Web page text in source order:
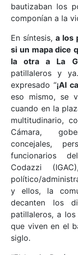
bautizaban los
componían a la
En síntesis, a los
si un mapa dice
la otra a La
patillaleros y
expresado “¡Al
eso mismo, se
cuando en la
multitudinario,
Cámara,
concejales,
funcionarios
Codazzi
político/
y ellos, la
decanten los
patillaleros, a los
que viven en el
siglo.